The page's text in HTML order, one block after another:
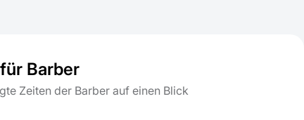
Barber
Zeiten der Barber auf einen Blick